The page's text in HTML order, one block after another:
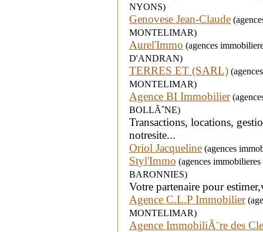
NYONS)
Genovese Jean-Claude
MONTELIMAR)
Aurel'Immo (agences
D'ANDRAN)
TERRES ET (SARL)
MONTELIMAR)
Agence BI Immobilier
BOLLÃˆNE)
Transactions, locations,
notresite...
Oriol Jacqueline (agences
Styl'Immo (agences
BARONNIES)
Votre partenaire pour
Agence C.L.P Immobilier
MONTELIMAR)
Agence ImmobiliÃ¨re des